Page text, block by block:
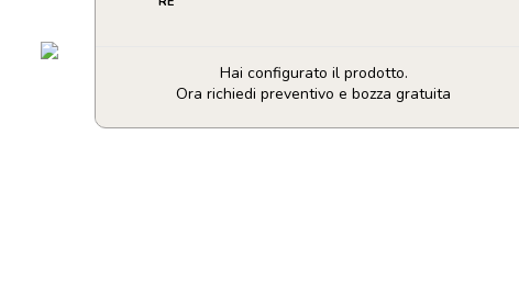
Hai configurato il prodotto.
Ora richiedi preventivo e bozza gratuita
Set